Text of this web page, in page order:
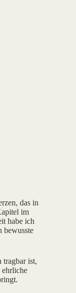
das in
im
habe ich
bewusste
tragbar ist,